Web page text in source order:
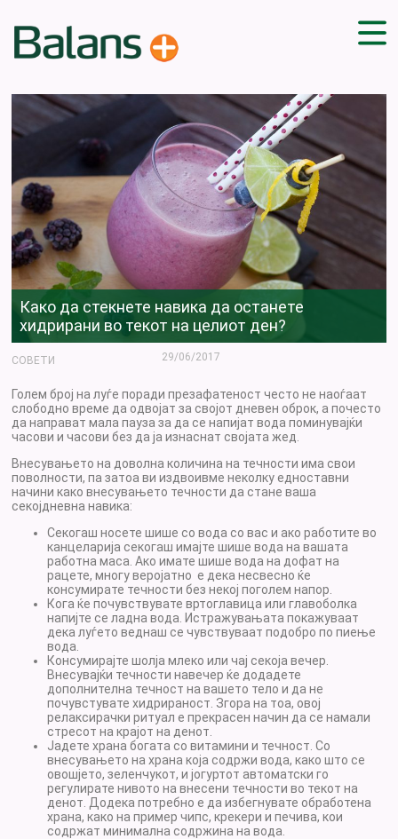
ДОМА
СОВЕТИ
ВЕЖБИ
ПЛАН ЗА ИСХРАНА
ЗДРАВИ РЕЦЕПТИ
БЛОГ
ПРОИЗВОДИ
КАМПАЊИ
ЧПП
Како да стекнете навика да останете
хидрирани во текот на целиот ден?
СОВЕТИ 29/06/2017
Голем број на луѓе поради презафатеност често не наоѓаат
слободно време да одвојат за својот дневен оброк, а почесто
да направат мала пауза за да се напијат вода поминувајќи
часови и часови без да ја изнаснат својата жед.
Внесувањето на доволна количина на течности има свои
поволности, па затоа ви издвоивме неколку едноставни
начини како внесувањето течности да стане ваша
секојдневна навика:
Секогаш носете шише со вода со вас и ако работите во
канцеларија секогаш имајте шише вода на вашата
работна маса. Ако имате шише вода на дофат на
рацете, многу веројатно е дека несвесно ќе
консумирате течности без некој поголем напор.
Кога ќе почувствувате вртоглавица или главоболка
напијте се ладна вода. Истражувањата покажуваат
дека луѓето веднаш се чувствуваат подобро по пиење
вода.
Консумирајте шолја млеко или чај секоја вечер.
Внесувајќи течности навечер ќе додадете
дополнителна течност на вашето тело и да не
почувстувате хидрираност. Згора на тоа, овој
релаксирачки ритуал е прекрасен начин да се намали
стресот на крајот на денот.
Јадете храна богата со витамини и течност. Со
внесувањето на храна која содржи вода, како што се
овошјето, зеленчукот, и јогуртот автоматски го
регулирате нивото на внесени течности во текот на
денот. Додека потребно е да избегнувате обработена
храна, како на пример чипс, крекери и печива, кои
содржат минимална содржина на вода.